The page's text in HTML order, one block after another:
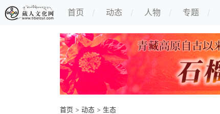
首页 动态 人物 专题
首页 > 动态 > 生态